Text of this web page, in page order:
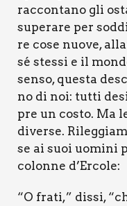
rac­con­ta­no gli
supe­ra­re per
re cose nuo­ve,
sé stes­si e il
sen­so, que­sta
no di noi: tut­ti
pre un costo. Ma
diver­se.
se ai suoi uomi­ni
colon­ne d’Ercole:
“O fra­ti,” dis­si,